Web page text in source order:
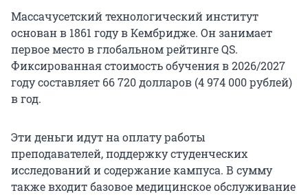
Массачусетский технологический институт
основан в 1861 году в Кембридже. Он занимает
первое место в глобальном рейтинге QS.
Фиксированная стоимость обучения в2026/2027
году составляет 66 720долларов (4 974 000рублей)
в год.
Эти деньги идут на оплату работы
преподавателей, поддержку студенческих
исследований и содержание кампуса. В сумму
также входит базовое медицинское обслуживание